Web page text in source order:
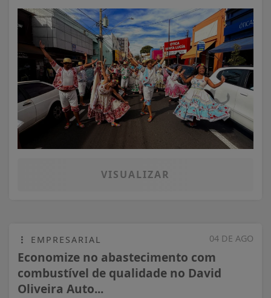
VISUALIZAR
04 DE AGO
EMPRESARIAL
Economize no abastecimento com
combustível de qualidade no David
Oliveira Auto...